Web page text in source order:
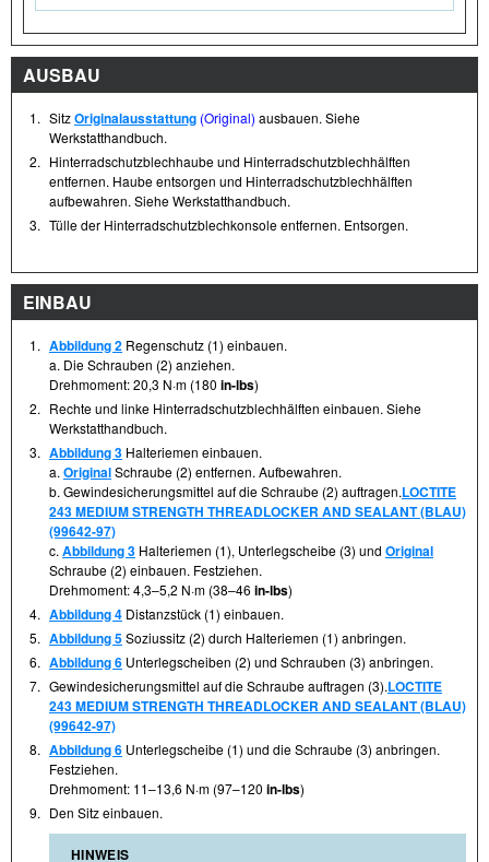
AUSBAU
1. SitzOriginalausstattung (Original) ausbauen. Siehe
Werkstatthandbuch.
2. Hinterradschutzblechhaube und Hinterradschutzblechhälften
entfernen. Haube entsorgen und Hinterradschutzblechhälften
aufbewahren. Siehe Werkstatthandbuch.
3. Tülle der Hinterradschutzblechkonsole entfernen. Entsorgen.
EINBAU
1. Abbildung 2 Regenschutz (1) einbauen.
a. Die Schrauben (2) anziehen.
Drehmoment: 20,3 N·m (180 in-lbs)
2. Rechte und linke Hinterradschutzblechhälften einbauen. Siehe
Werkstatthandbuch.
3. Abbildung 3 Halteriemen einbauen.
a. OriginalSchraube (2) entfernen. Aufbewahren.
b. Gewindesicherungsmittel auf die Schraube (2) auftragen.LOCTITE
243 MEDIUM STRENGTH THREADLOCKER AND SEALANT (BLAU)
(99642-97)
c. Abbildung 3 Halteriemen (1), Unterlegscheibe (3) und Original
Schraube (2) einbauen. Festziehen.
Drehmoment: 4,3–5,2 N·m (38–46 in-lbs)
4. Abbildung 4 Distanzstück (1) einbauen.
5. Abbildung 5Soziussitz (2) durch Halteriemen (1) anbringen.
6. Abbildung 6 Unterlegscheiben (2) und Schrauben (3) anbringen.
7. Gewindesicherungsmittel auf die Schraube auftragen (3).LOCTITE
243 MEDIUM STRENGTH THREADLOCKER AND SEALANT (BLAU)
(99642-97)
8. Abbildung 6 Unterlegscheibe (1) und die Schraube (3) anbringen.
Festziehen.
Drehmoment: 11–13,6 N·m (97–120 in-lbs)
9. Den Sitz einbauen.
HINWEIS